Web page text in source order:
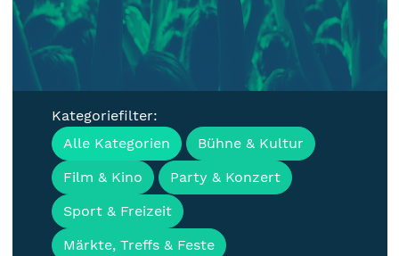
Veranstaltungen, Termine &
Events für die Lausitz
Kategoriefilter:
Alle Kategorien
Bühne & Kultur
Film & Kino
Party & Konzert
Sport & Freizeit
Märkte, Treffs & Feste